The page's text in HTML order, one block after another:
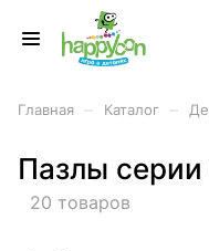
Главная Каталог
Пазлы
20 товаров